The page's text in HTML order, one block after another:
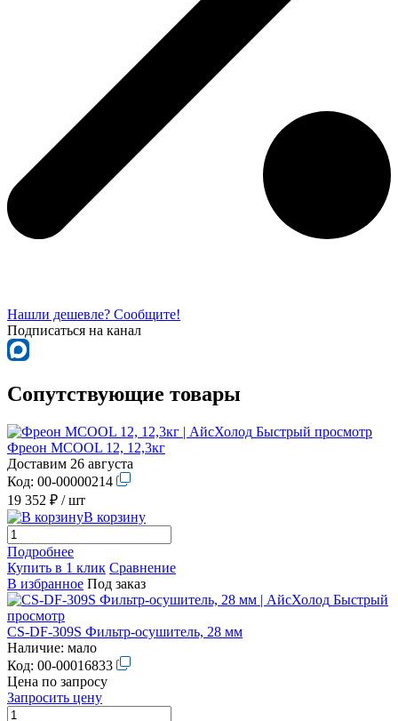
Нашли дешевле? Сообщите!
Подписаться на канал
Сопутствующие товары
Быстрый просмотр
Фреон MCOOL 12, 12,3кг
Доставим 26 августа
Код: 00-00000214
19 352 ₽ / шт
В корзину
Подробнее
Купить в 1 клик Сравнение
В избранное Под заказ
Быстрый
просмотр
CS-DF-309S Фильтр-осушитель, 28 мм
Наличие: мало
Код: 00-00016833
Цена по запросу
Запросить цену